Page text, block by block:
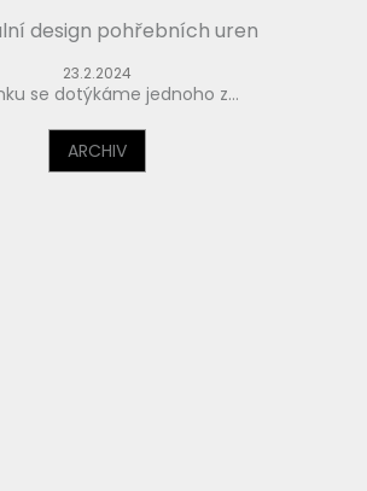
design pohřebních uren
23.2.2024
se dotýkáme jednoho z...
ARCHIV